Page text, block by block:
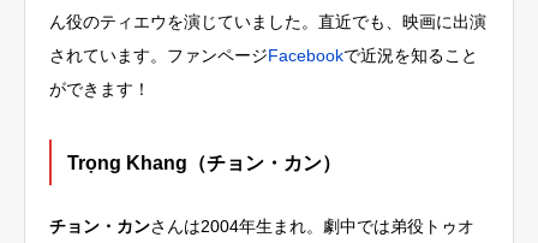
ん役のティエウを演じていました。直近でも、映画に出演
されています。ファンページFacebookで近況を知ること
ができます！
Trọng Khang（チョン・カン）
チョン・カンさんは2004年生まれ。劇中では弟役トゥオ